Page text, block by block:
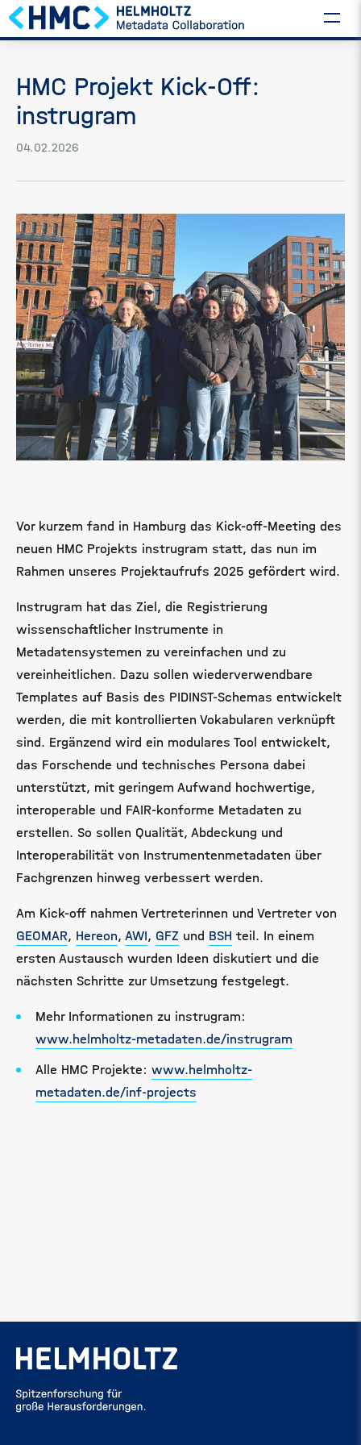
HMC Projekt Kick-Off:
instrugram
04.02.2026
Vor kurzem fand in Hamburg das Kick-off-Meeting des
neuen HMC Projekts instrugram statt, das nun im
Rahmen unseres Projektaufrufs 2025 gefördert wird.
Instrugram hat das Ziel, die Registrierung
wissenschaftlicher Instrumente in
Metadatensystemen zu vereinfachen und zu
vereinheitlichen. Dazu sollen wiederverwendbare
Templates auf Basis des PIDINST-Schemas entwickelt
werden, die mit kontrollierten Vokabularen verknüpft
sind. Ergänzend wird ein modulares Tool entwickelt,
das Forschende und technisches Persona dabei
unterstützt, mit geringem Aufwand hochwertige,
interoperable und FAIR-konforme Metadaten zu
erstellen. So sollen Qualität, Abdeckung und
Interoperabilität von Instrumentenmetadaten über
Fachgrenzen hinweg verbessert werden.
Am Kick-off nahmen Vertreterinnen und Vertreter von
GEOMAR, Hereon, AWI, GFZ und BSH teil. In einem
ersten Austausch wurden Ideen diskutiert und die
nächsten Schritte zur Umsetzung festgelegt.
Mehr Informationen zu instrugram:
www.helmholtz-metadaten.de/instrugram
Alle HMC Projekte: www.helmholtz-
metadaten.de/inf-projects